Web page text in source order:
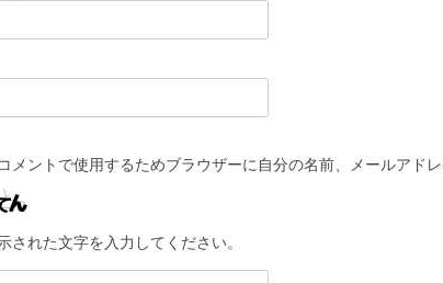
メントで使用するためブラウザーに自分の名前、メールアドレ
された文字を入力してください。